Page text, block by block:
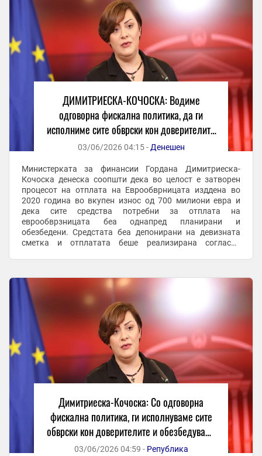
ДИМИТРИЕСКА-КОЧОСКА: Водиме
одговорна фискална политика, да ги
исполниме сите обврски кон доверителите
и да обезбедуваме услови за економски
03/06/2026 04:15 - Денешен
Министерката за финансии Гордана Димитриеска-
Кочоска денеска соопшти дека во целост е затворен
процесот на отплата на Еврообврницата изддена во
2020 година во вкупен износ од 700 милиони евра и
дека сите средства потребни за отплата на
еврообврзницата беа однапред планирани и
обезбедени. Средстата беа депонирани на девизната
сметка и отплатата беше реализирана согласно
Димитриеска-Кочоска: Со одговорна
фискална политика, ги исполнуваме сите
обврски кон доверителите и обезбедуваме
услови за економски раст
03/06/2026 04:59 - Република